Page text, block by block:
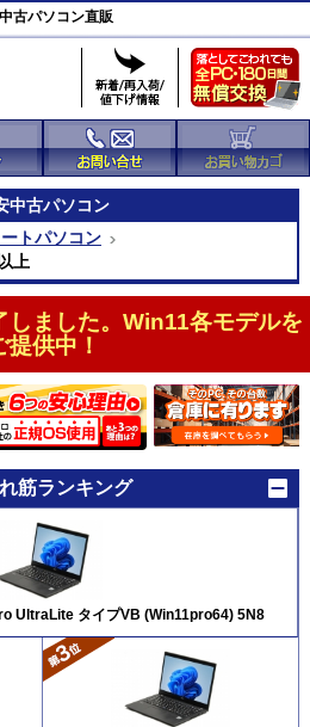
古パソコン直販
中古パソコン
トパソコン
上
ました。Win11各モデルを
提供中！
筋ランキング
UltraLite タイプVB (Win11pro64) 5N8